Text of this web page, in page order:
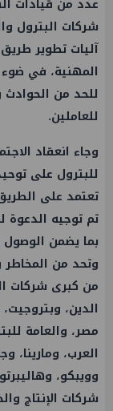
عدد من قيادات
شركات البترول
آليات تطوير
المهنية، في ضوء
للحد من
للعاملين.
وجاء انعقاد
للبترول على
تعتمد على
تم توجيه الدعوة
بما يضمن الوصول
وتحد من
من كبرى شركات
الدين،
مصر، والعامة
العرب، ومارينا،
وويبكو،
شركات الإنتاج